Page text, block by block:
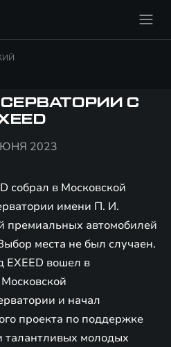
С
2023
собрал в Московской
имени П. И.
премиальных автомобилей
места не был случаен.
EXEED вошел в
и начал
проекта по поддержке
талантливых молодых